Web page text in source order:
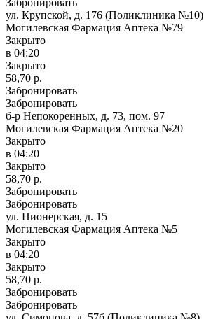
ул. Крупской, д. 176 (Поликлиника №10)
Могилевская Фармация Аптека №79
Закрыто
в 04:20
Закрыто
58,70 р.
Забронировать
Забронировать
б-р Непокоренных, д. 73, пом. 97
Могилевская Фармация Аптека №20
Закрыто
в 04:20
Закрыто
58,70 р.
Забронировать
Забронировать
ул. Пионерская, д. 15
Могилевская Фармация Аптека №5
Закрыто
в 04:20
Закрыто
58,70 р.
Забронировать
Забронировать